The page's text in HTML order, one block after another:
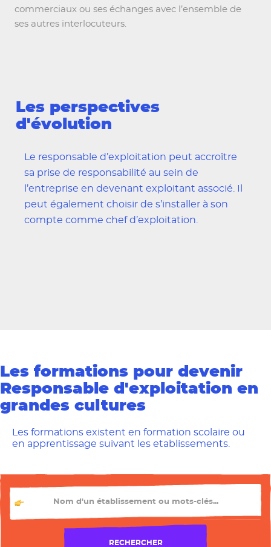
Les formations près de chez moi
commerciaux ou ses échanges avec l’ensemble de
ses autres interlocuteurs.
Les perspectives
d'évolution
Le responsable d’exploitation peut accroître
sa prise de responsabilité au sein de
l’entreprise en devenant exploitant associé. Il
peut également choisir de s’installer à son
compte comme chef d’exploitation.
Les formations pour devenir
Responsable d'exploitation en
grandes cultures
Les formations existent en formation scolaire ou
en apprentissage suivant les etablissements.
TU CHERCHES QUEL ÉTABLISSEMENT ?
RECHERCHER